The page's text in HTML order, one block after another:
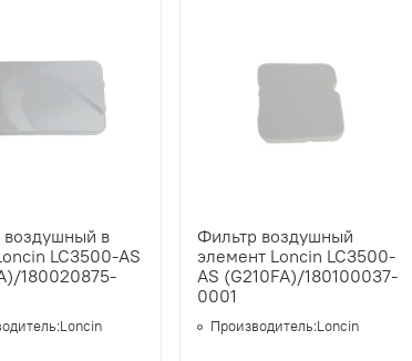
воздушный в
LC3500-AS
180020875-
Loncin
Фильтр воздушный
элемент Loncin LC3500-
AS (G210FA)/180100037-
0001
Производитель:Loncin